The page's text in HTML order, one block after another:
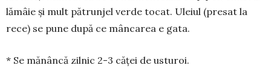
lămâie și mult pătrunjel verde tocat. Uleiul (pre­sat la
rece) se pune după ce mâncarea e gata.
* Se mănâncă zilnic 2-3 căței de usturoi.